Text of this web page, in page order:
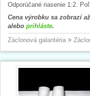
Odporúčané riasenie 1:2.
Cena výrobku sa zobrazí
alebo prihláste.
Záclonová galantéria >